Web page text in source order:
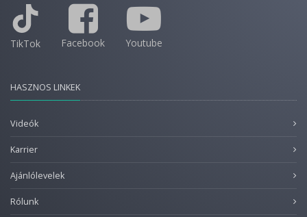
TikTok Facebook Youtube
HASZNOS LINKEK
Videók
Karrier
Ajánlólevelek
Rólunk